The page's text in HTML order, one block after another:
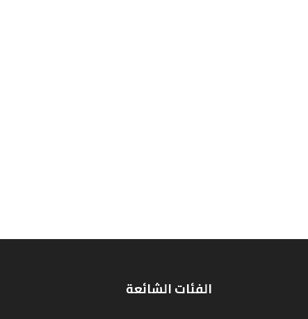
الفئات الشائعة